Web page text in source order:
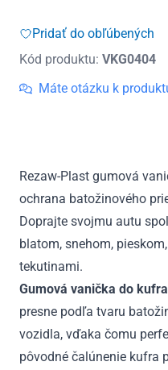
do
gumová
Nissan
2002
-
2007
Pridať do obľúbených
Kód produktu: VKG0404
Máte otázku k
Rezaw-Plast gumová
ochrana batožinového
Doprajte svojmu autu
blatom, snehom,
tekutinami.
Gumová vanička do
presne podľa tvaru
vozidla, vďaka čomu
pôvodné čalúnenie kufra